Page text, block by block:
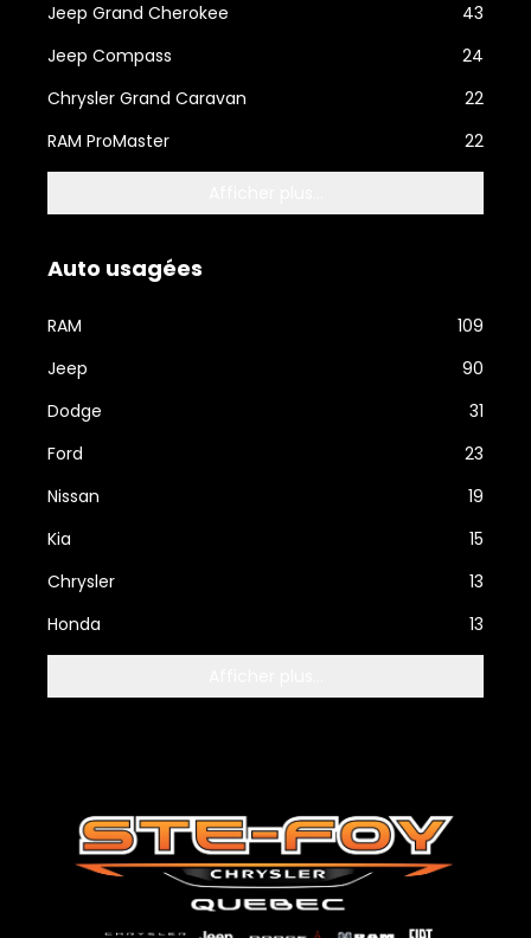
Jeep Grand Cherokee
43
Jeep Compass
24
Chrysler Grand Caravan
22
RAM ProMaster
22
Auto usagées
RAM
109
Jeep
90
Dodge
31
Ford
23
Nissan
19
Kia
15
Chrysler
13
Honda
13